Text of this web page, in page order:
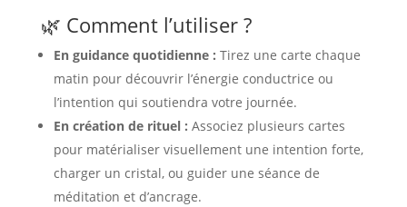
🌿 Comment l’utiliser ?
En guidance quotidienne : Tirez une carte chaque
matin pour découvrir l’énergie conductrice ou
l’intention qui soutiendra votre journée.
En création de rituel : Associez plusieurs cartes
pour matérialiser visuellement une intention forte,
charger un cristal, ou guider une séance de
méditation et d’ancrage.